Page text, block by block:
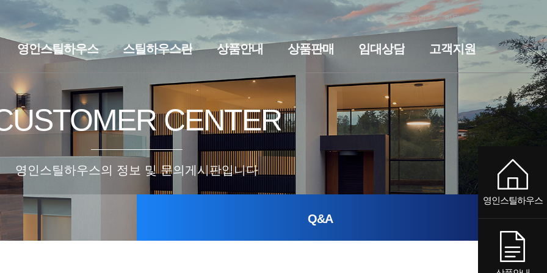
영인스틸하우스
홈 로그인 회원가입
영인스틸하우스
브랜드스토리 찾아오시는길
스틸하우스란
스틸하우스란
상품안내
세컨하우스·전원주택 기숙사·사무실 펜션
상품판매
세컨하우스·전원주택 기숙사·사무실
임대상담
임대상담
고객지원
공지사항
CENTER
영인스틸하우스의 정보 및 문의게시판입니다
Q&A